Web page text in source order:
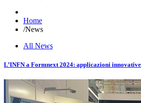
Home
/News
All News
L’INFN a Formnext 2024: applicazioni